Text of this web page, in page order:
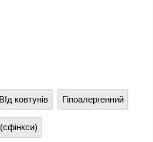
ВІд ковтунів Гіпоалергенний